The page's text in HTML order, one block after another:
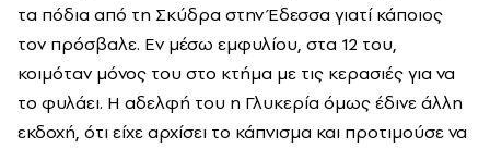
τα πόδια από τη Σκύδρα στην Έδεσσα γιατί κάποιος
τον πρόσβαλε. Εν μέσω εμφυλίου, στα 12 του,
κοιμόταν μόνος του στο κτήμα με τις κερασιές για να
το φυλάει. Η αδελφή του η Γλυκερία όμως έδινε άλλη
εκδοχή, ότι είχε αρχίσει το κάπνισμα και προτιμούσε να